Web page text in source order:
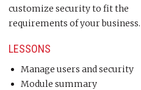
customize security to fit the
requirements of your business.
LESSONS
Manage users and security
Module summary